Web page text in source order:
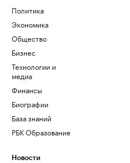
Политика
Экономика
Общество
Бизнес
Технологии и
медиа
Финансы
Биографии
База знаний
РБК Образование
Новости